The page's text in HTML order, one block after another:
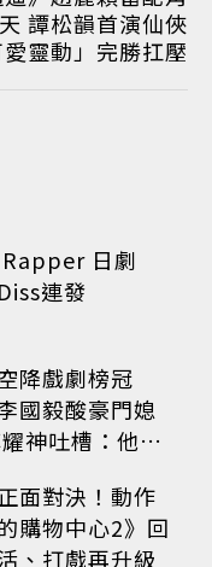
譚松韻首演仙俠
愛靈動」完勝扛壓
日劇
連發
降戲劇榜冠
國毅酸豪門媳
神吐槽：他永
面對決！動作
購物中心2》回
、打戲再升級